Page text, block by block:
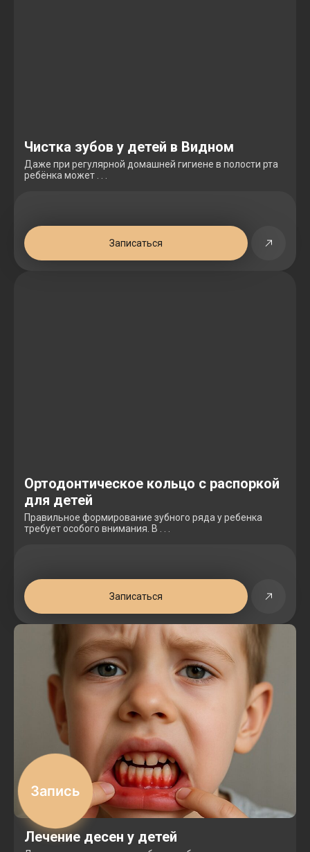
Чистка зубов у детей в Видном
Даже при регулярной домашней гигиене в полости рта
ребёнка может . . .
Записаться
Ортодонтическое кольцо с распоркой
для детей
Правильное формирование зубного ряда у ребенка
требует особого внимания. В . . .
Записаться
Лечение десен у детей
Запись